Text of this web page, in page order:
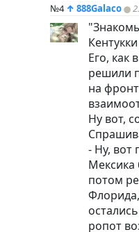
№4 ↑ 888Galaco
Его, как
решили
на
Ну вот,
- Ну, вот
Мексика
потом
ропот